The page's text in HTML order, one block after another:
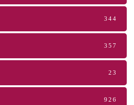
344
357
23
926